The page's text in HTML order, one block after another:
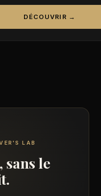
DÉCOUVRIR →
LAB
sans le